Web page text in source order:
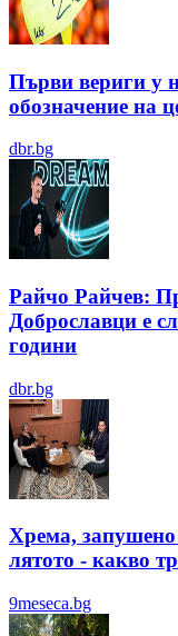
Първи вериги у
обозначение на
dbr.bg
Райчо Райчев:
Доброславци е
години
dbr.bg
Хрема,
лятотo - какво
9meseca.bg